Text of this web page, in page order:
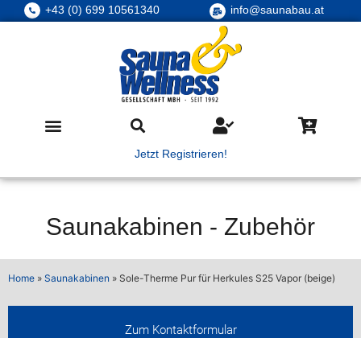
+43 (0) 699 10561340 info@saunabau.at
Jetzt Registrieren!
Saunakabinen - Zubehör
Home » Saunakabinen » Sole-Therme Pur für Herkules S25 Vapor (beige)
Zum Kontaktformular